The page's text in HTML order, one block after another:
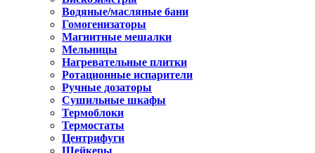
Водяные/масляные бани
Гомогенизаторы
Магнитные мешалки
Мельницы
Нагревательные плитки
Ротационные испарители
Ручные дозаторы
Сушильные шкафы
Термоблоки
Термостаты
Центрифуги
Шейкеры